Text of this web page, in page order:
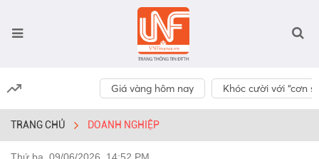
Giá vàng hôm nay Khóc cười với “cơn
TRANG CHỦ DOANH NGHIỆP